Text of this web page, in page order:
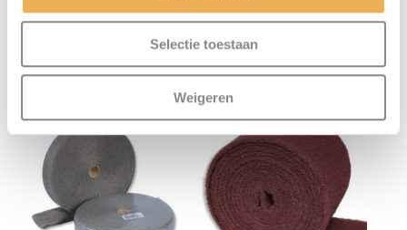
Selectie toestaan
Weigeren
GERELATEERDE PRODUCTEN